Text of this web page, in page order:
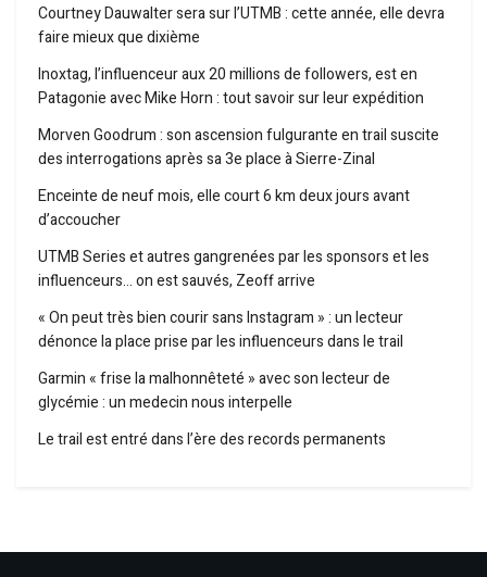
Courtney Dauwalter sera sur l’UTMB : cette année, elle devra
faire mieux que dixième
Inoxtag, l’influenceur aux 20 millions de followers, est en
Patagonie avec Mike Horn : tout savoir sur leur expédition
Morven Goodrum : son ascension fulgurante en trail suscite
des interrogations après sa 3e place à Sierre-Zinal
Enceinte de neuf mois, elle court 6 km deux jours avant
d’accoucher
UTMB Series et autres gangrenées par les sponsors et les
influenceurs… on est sauvés, Zeoff arrive
« On peut très bien courir sans Instagram » : un lecteur
dénonce la place prise par les influenceurs dans le trail
Garmin « frise la malhonnêteté » avec son lecteur de
glycémie : un medecin nous interpelle
Le trail est entré dans l’ère des records permanents